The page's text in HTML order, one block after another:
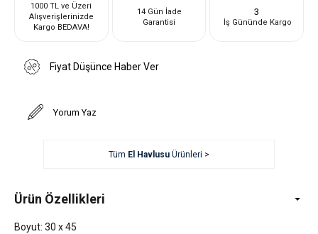
1000 TL ve Üzeri
Alışverişlerinizde
Kargo BEDAVA!
14 Gün İade
Garantisi
3
İş Gününde Kargo
Fiyat Düşünce Haber Ver
Yorum Yaz
Tüm El HavlusuÜrünleri >
Ürün Özellikleri
Boyut: 30 x 45